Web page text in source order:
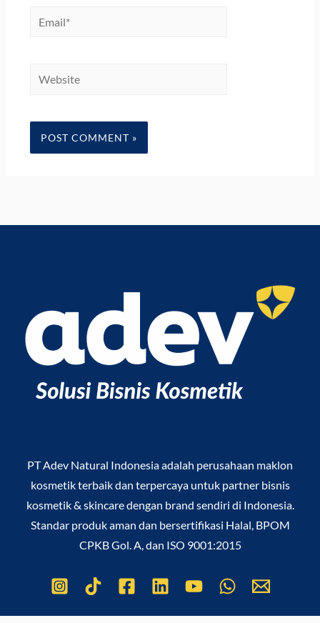
Email*
Website
PT Adev Natural Indonesiaadalah perusahaan maklon
kosmetik terbaik dan terpercaya untuk partner bisnis
kosmetik & skincare dengan brand sendiri di Indonesia.
Standar produk aman dan bersertifikasi Halal, BPOM
CPKB Gol. A, dan ISO 9001:2015